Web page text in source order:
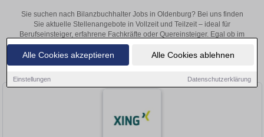
Alle Cookies akzeptieren Alle Cookies ablehnen
Einstellungen Datenschutzerklärung
Sie suchen nach Bilanzbuchhalter Jobs in Oldenburg? Bei uns finden
Sie aktuelle Stellenangebote in Vollzeit und Teilzeit – ideal für
Berufseinsteiger, erfahrene Fachkräfte oder Quereinsteiger. Egal ob im
Büro, vor Ort oder remote: Entdecken Sie jetzt neue Chancen in Ihrer
Region und bewerben Sie sich direkt auf passende Bilanzbuchhalter-
Stellen in Oldenburg!